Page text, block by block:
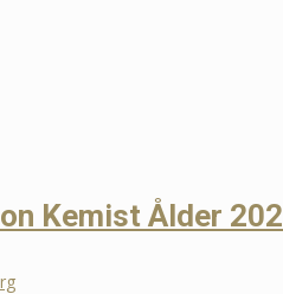
Kemist Ålder